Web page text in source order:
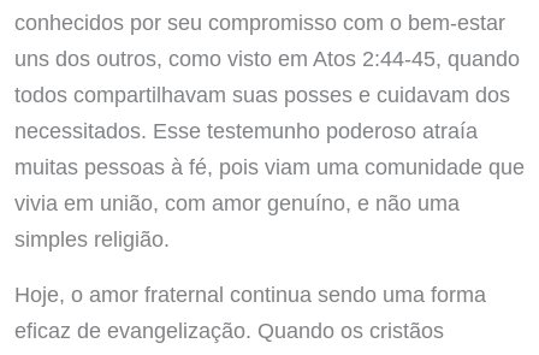
conhecidos por seu compromisso com o bem-estar
uns dos outros, como visto em Atos 2:44-45, quando
todos compartilhavam suas posses e cuidavam dos
necessitados. Esse testemunho poderoso atraía
muitas pessoas à fé, pois viam uma comunidade que
vivia em união, com amor genuíno, e não uma
simples religião.
Hoje, o amor fraternal continua sendo uma forma
eficaz de evangelização. Quando os cristãos